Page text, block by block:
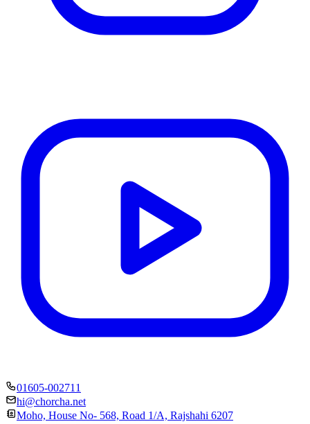
01605-002711
hi@chorcha.net
Moho, House No- 568, Road 1/A, Rajshahi 6207